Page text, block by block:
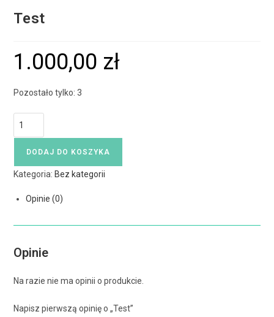
Test
1.000,00 zł
Pozostało tylko: 3
DODAJ DO KOSZYKA
Kategoria: Bez kategorii
Opinie (0)
Opinie
Na razie nie ma opinii o produkcie.
Napisz pierwszą opinię o „Test”